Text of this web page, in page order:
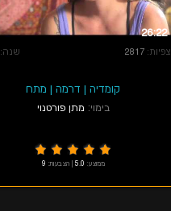
26:22
צפיות: 2817 שנה:
קומדיה| דרמה | מתח
בימוי: מתן פורטנוי
ממוצע: 5.0
|הצבעות: 9